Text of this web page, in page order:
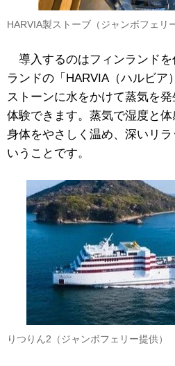
HARVIA製ストーブ（ジャンボフェリ
導入するのはフィンランド
ランドの「HARVIA（ハルビア
ストーンに水をかけて蒸気を
体験できます。蒸気で湿度と体
身体をやさしく温め、深いリ
いうことです。
りつりん2（ジャンボフェリー提供）